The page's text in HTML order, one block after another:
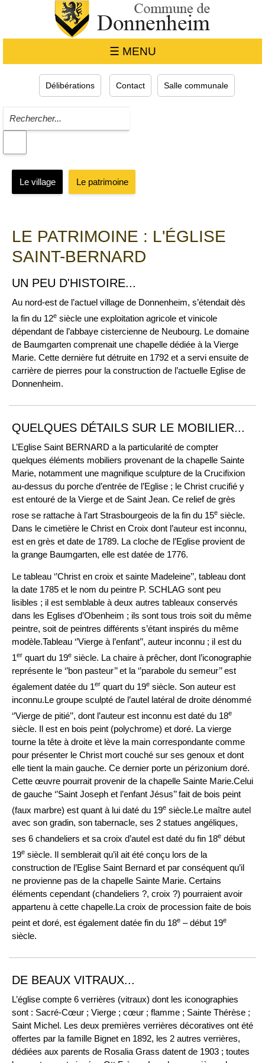
☰ MENU
Délibérations Contact Salle communale
Le village Le patrimoine
LE PATRIMOINE : L'ÉGLISE
SAINT-BERNARD
UN PEU D'HISTOIRE...
Au nord-est de l’actuel village de Donnenheim, s’étendait dès
la fin du 12e siècle une exploitation agricole et vinicole
dépendant de l’abbaye cistercienne de Neubourg. Le domaine
de Baumgarten comprenait une chapelle dédiée à la Vierge
Marie. Cette dernière fut détruite en 1792 et a servi ensuite de
carrière de pierres pour la construction de l’actuelle Eglise de
Donnenheim.
QUELQUES DÉTAILS SUR LE MOBILIER...
L’Eglise Saint BERNARD a la particularité de compter
quelques éléments mobiliers provenant de la chapelle Sainte
Marie, notamment une magnifique sculpture de la Crucifixion
au-dessus du porche d’entrée de l’Eglise ; le Christ crucifié y
est entouré de la Vierge et de Saint Jean. Ce relief de grès
rose se rattache à l’art Strasbourgeois de la fin du 15e siècle.
Dans le cimetière le Christ en Croix dont l’auteur est inconnu,
est en grès et date de 1789. La cloche de l’Eglise provient de
la grange Baumgarten, elle est datée de 1776.
Le tableau ‘’Christ en croix et sainte Madeleine’’, tableau dont
la date 1785 et le nom du peintre P. SCHLAG sont peu
lisibles ; il est semblable à deux autres tableaux conservés
dans les Eglises d’Obenheim ; ils sont tous trois soit du même
peintre, soit de peintres différents s’étant inspirés du même
modèle.Tableau ‘’Vierge à l’enfant’’, auteur inconnu ; il est du
1er quart du 19e siècle. La chaire à prêcher, dont l’iconographie
représente le ‘’bon pasteur’’ et la ‘’parabole du semeur’’ est
également datée du 1er quart du 19e siècle. Son auteur est
inconnu.Le groupe sculpté de l’autel latéral de droite dénommé
‘’Vierge de pitié’’, dont l’auteur est inconnu est daté du 18e
siècle. Il est en bois peint (polychrome) et doré. La vierge
tourne la tête à droite et lève la main correspondante comme
pour présenter le Christ mort couché sur ses genoux et dont
elle tient la main gauche. Ce dernier porte un périzonium doré.
Cette œuvre pourrait provenir de la chapelle Sainte Marie.Celui
de gauche ‘’Saint Joseph et l’enfant Jésus’’ fait de bois peint
(faux marbre) est quant à lui daté du 19e siècle.Le maître autel
avec son gradin, son tabernacle, ses 2 statues angéliques,
ses 6 chandeliers et sa croix d’autel est daté du fin 18e début
19e siècle. Il semblerait qu’il ait été conçu lors de la
construction de l’Eglise Saint Bernard et par conséquent qu’il
ne provienne pas de la chapelle Sainte Marie. Certains
éléments cependant (chandeliers ?, croix ?) pourraient avoir
appartenu à cette chapelle.La croix de procession faite de bois
peint et doré, est également datée fin du 18e – début 19e
siècle.
DE BEAUX VITRAUX...
L’église compte 6 verrières (vitraux) dont les iconographies
sont : Sacré-Cœur ; Vierge ; cœur ; flamme ; Sainte Thérèse ;
Saint Michel. Les deux premières verrières décoratives ont été
offertes par la famille Bignet en 1892, les 2 autres verrières,
dédiées aux parents de Rosalia Grass datent de 1903 ; toutes